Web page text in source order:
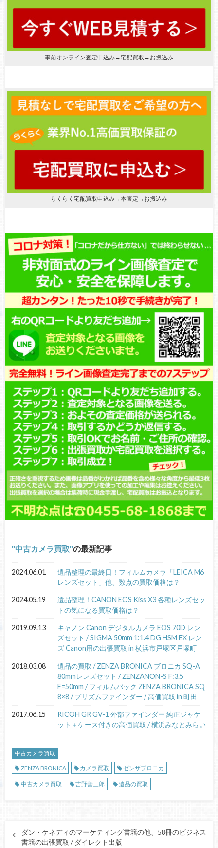
事前オンライン査定申込み→宅配買取→お振込み
らくらく宅配買取申込み→本査定→お振込み
中古カメラ買取 の最新記事
2024.06.01
遺品整理の最終日！フィルムカメラ「LEICA M6
レンズセット」他、数点の買取価格は？
2024.05.19
遺品整理！CANON EOS Kiss X3 各種レンズセッ
トの気になる買取価格は？
2019.09.13
キャノン Canon デジタルカメラ EOS 70D レン
ズセット / SIGMA 50mm 1:1.4 DG HSM EX レン
ズ Canon用の出張買取 in 横浜市戸塚区戸塚町
2018.03.08
遺品の買取 / ZENZA BRONICA ブロニカ SQ-A
80mmレンズセット / ZENZANON-S F:3.5
F=50mm / フィルムバック ZENZA BRONICA SQ
8×8 / プリズムファインダー / 高価買取 in 町田
2017.06.15
RICOH GR GV-1 外部ファインダー 純正ジャケ
ット＋ケース付きの高価買取 / 横浜みなとみらい
中古カメラ買取
ZENZA BRONICA
カメラ買取 ゼンザブロニカ
中古カメラ買取 吉野善三郎 遺品の買取
ダン・ケネディのマーケティング書籍の他、58冊のビジネス
書籍の出張買取 / ダイレクト出版